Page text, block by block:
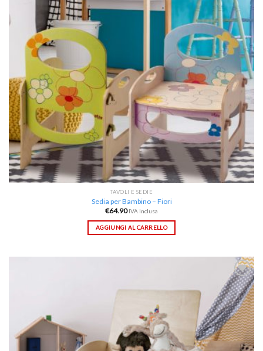
TAVOLI E SEDIE
Sedia per Bambino – Fiori
€64.90 IVA Inclusa
AGGIUNGI AL CARRELLO
Aggiungi
alla lista
dei
desideri